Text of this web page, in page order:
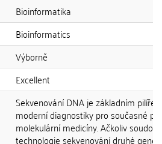
Bioinformatika
Bioinformatics
Výborně
Excellent
Sekvenování DNA je základním
moderní diagnostiky pro současné
molekulární medicíny. Ačkoliv soudobé
technologie sekvenování druhé